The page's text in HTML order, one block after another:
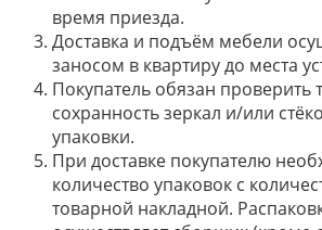
время приезда.
Доставка и подъём мебели
заносом в квартиру до места
Покупатель обязан проверить
сохранность зеркал и/или
упаковки.
При доставке покупателю
количество упаковок с
товарной накладной.